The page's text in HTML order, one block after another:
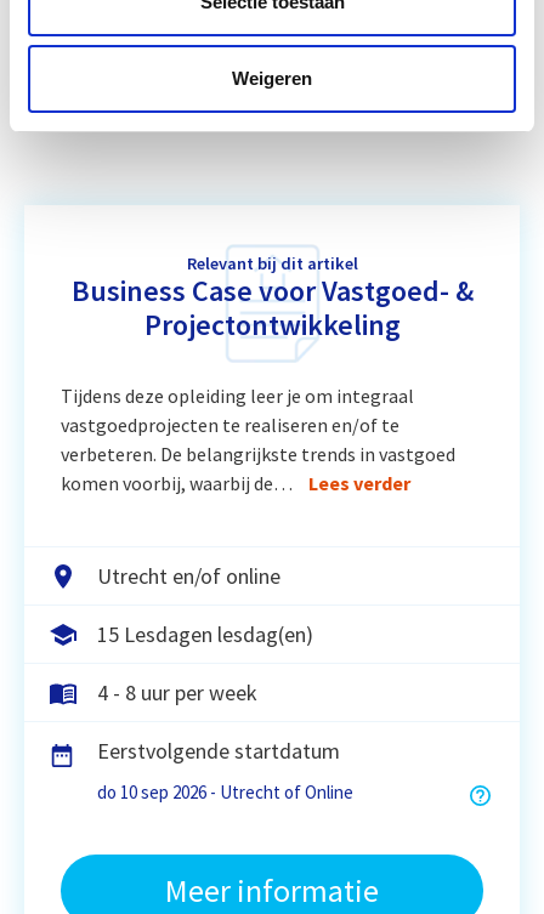
Weigeren
Vergunningverlening, Handhaving
Relevant bij dit artikel
Business Case voor Vastgoed- &
Projectontwikkeling
Tijdens deze opleiding leer je om integraal
vastgoedprojecten te realiseren en/of te
verbeteren. De belangrijkste trends in vastgoed
komen voorbij, waarbij de…
Lees verder
Utrecht en/of online
15 Lesdagen lesdag(en)
4 - 8 uur per week
Eerstvolgende startdatum
do 10 sep 2026 - Utrecht of Online
Meer informatie